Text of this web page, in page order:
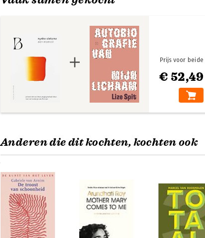
€ 52,49
Prijs voor beide
Anderen die dit kochten, kochten ook